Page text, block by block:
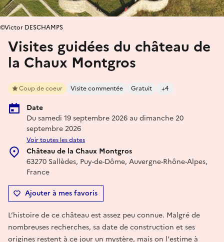
Visites guidées du château de
la Chaux Montgros
Coup de coeur Visite commentée Gratuit +4
Date
Du samedi 19 septembre 2026 au dimanche 20
septembre 2026
Voir toutes les dates
Château de la Chaux Montgros
63270 Sallèdes, Puy-de-Dôme, Auvergne-Rhône-Alpes,
France
Ajouter à mes favoris
©Victor DESCHAMPS
L’histoire de ce château est assez peu connue. Malgré de
nombreuses recherches, sa date de construction et ses
origines restent à ce jour un mystère, mais on l'estime à